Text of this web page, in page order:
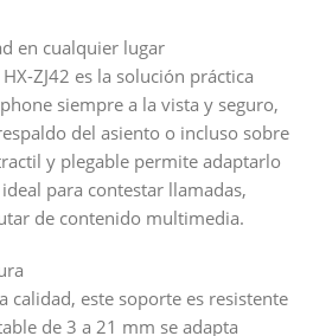
en cualquier lugar
ZJ42 es la solución práctica
siempre a la vista y seguro,
del asiento o incluso sobre
y plegable permite adaptarlo
para contestar llamadas,
de contenido multimedia.
calidad, este soporte es resistente
de 3 a 21 mm se adapta